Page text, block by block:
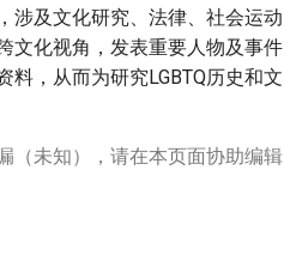
涉及文化研究、法律、社会运动
文化视角，发表重要人物及事件
，从而为研究LGBTQ历史和文
（未知），请在本页面协助编辑